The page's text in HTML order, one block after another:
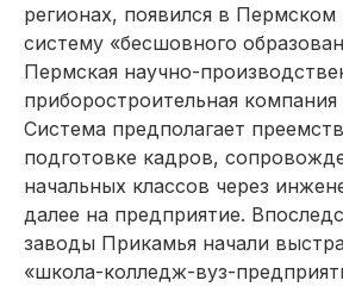
регионах, появился в
систему «бесшовного
Пермская научно-
приборостроительная
Система предполагает
подготовке кадров,
начальных классов через
далее на предприятие.
заводы Прикамья начали
«школа-колледж-вуз-